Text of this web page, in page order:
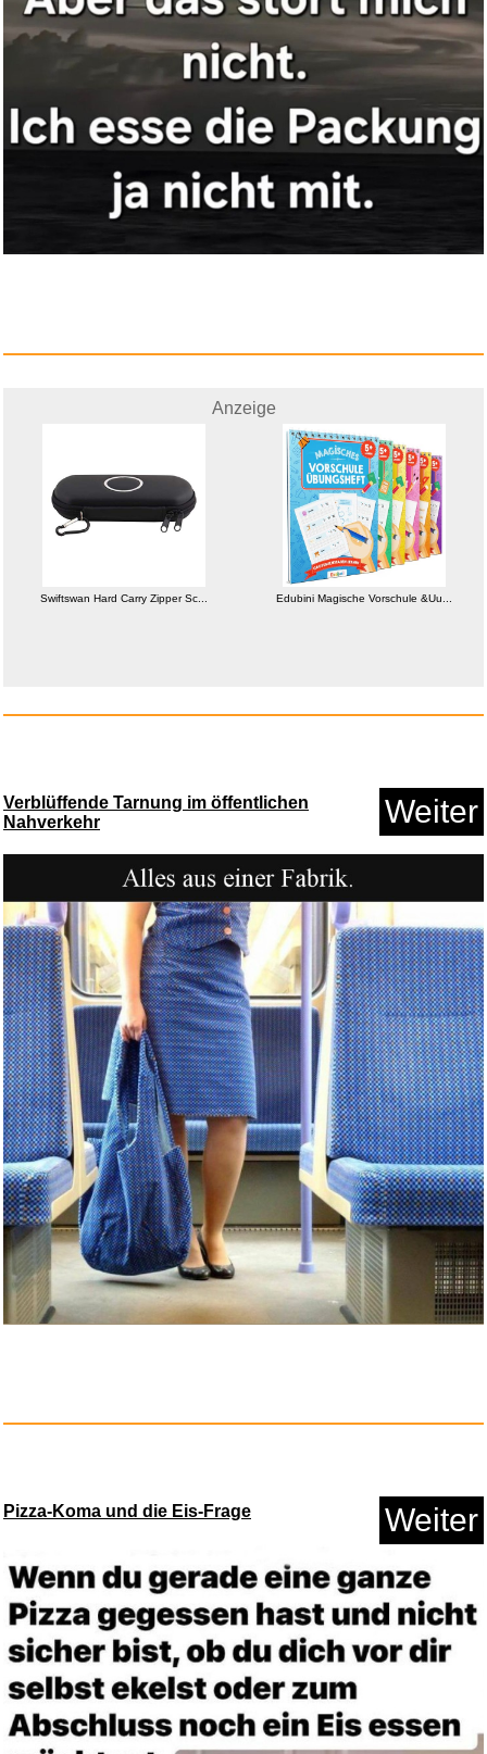
Feinkost Dittmann Sardellen Fi...
Anzeige
Anzeige
Metzeler Enduro 3 Sahara
90/90...
Anzeige
Anzeige
Swiftswan Hard Carry Zipper Sc... Edubini Magische Vorschule &Uu...
Verblüffende Tarnung im öffentlichen
Nahverkehr
Weiter
Pizza-Koma und die Eis-Frage Weiter